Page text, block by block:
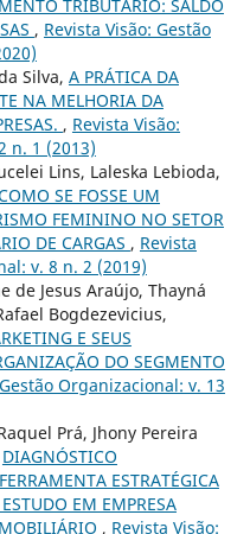
TRIBUTÁRIO: SALDO
, Revista Visão: Gestão
Silva, A PRÁTICA DA
NA MELHORIA DA
, Revista Visão:
n. 1 (2013)
Lins, Laleska Lebioda,
SE FOSSE UM
FEMININO NO SETOR
DE CARGAS , Revista
v. 8 n. 2 (2019)
de Jesus Araújo, Thayná
Bogdezevicius,
E SEUS
DO SEGMENTO
Organizacional: v. 13
Prá, Jhony Pereira
DIAGNÓSTICO
ESTRATÉGICA
EM EMPRESA
, Revista Visão: